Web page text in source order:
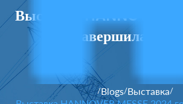
Выставка HANNOVER
года завершилась
/Blogs/Выставка/